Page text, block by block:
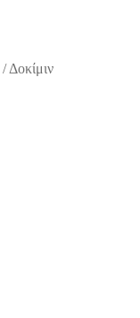
/Δοκίμιν